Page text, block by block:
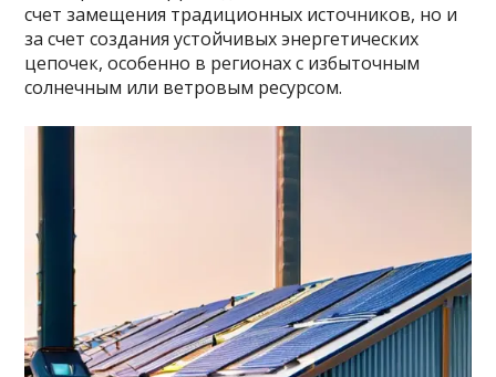
счет замещения традиционных источников, но и
за счет создания устойчивых энергетических
цепочек, особенно в регионах с избыточным
солнечным или ветровым ресурсом.